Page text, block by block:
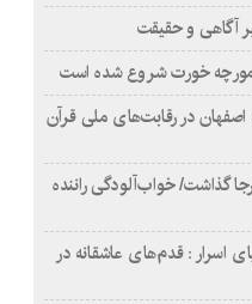
آگاهی و حقیقت
مورچه خورت شروع شده است
اصفهان در رقابت‌های ملی قرآن
در فریدن ۴ فوتی برجا گذاشت/ خواب‌آلودگی راننده
اسرار : قدم‌های عاشقانه در